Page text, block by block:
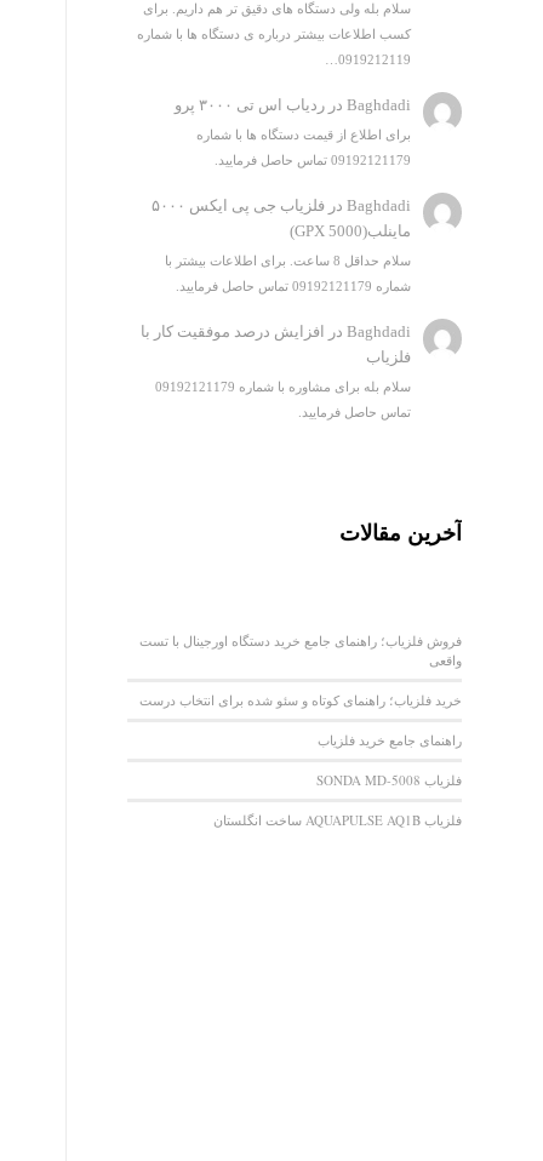
سلام بله ولی دستگاه های دقیق تر هم داریم. برای
کسب اطلاعات بیشتر درباره ی دستگاه ها با شماره
0919212119…
Baghdadi درردیاب اس تی ۳۰۰۰ پرو
برای اطلاع از قیمت دستگاه ها با شماره
09192121179 تماس حاصل فرمایید.
Baghdadi در
فلزیاب جی پی ایکس ۵۰۰۰
ماینلب(GPX 5000)
سلام حداقل 8 ساعت. برای اطلاعات بیشتر با
شماره 09192121179 تماس حاصل فرمایید.
Baghdadi در
افزایش درصد موفقیت کار با
فلزیاب
سلام بله برای مشاوره با شماره 09192121179
تماس حاصل فرمایید.
آخرین مقالات
فروش فلزیاب؛ راهنمای جامع خرید دستگاه اورجینال با تست
واقعی
خرید فلزیاب؛ راهنمای کوتاه و سئو شده برای انتخاب درست
راهنمای جامع خرید فلزیاب
فلزیاب SONDA MD-5008
فلزیاب AQUAPULSE AQ1B ساخت انگلستان